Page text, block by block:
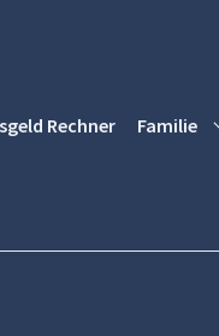
Rechner Familie